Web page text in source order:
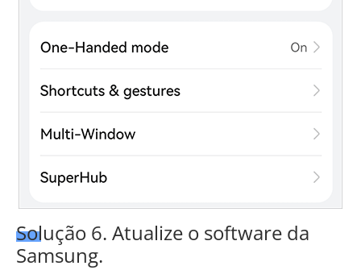
Solução 6. Atualize o software da
Samsung.